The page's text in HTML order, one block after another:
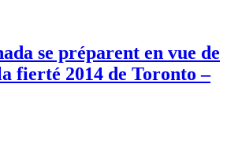
se préparent en vue de
fierté 2014 de Toronto –